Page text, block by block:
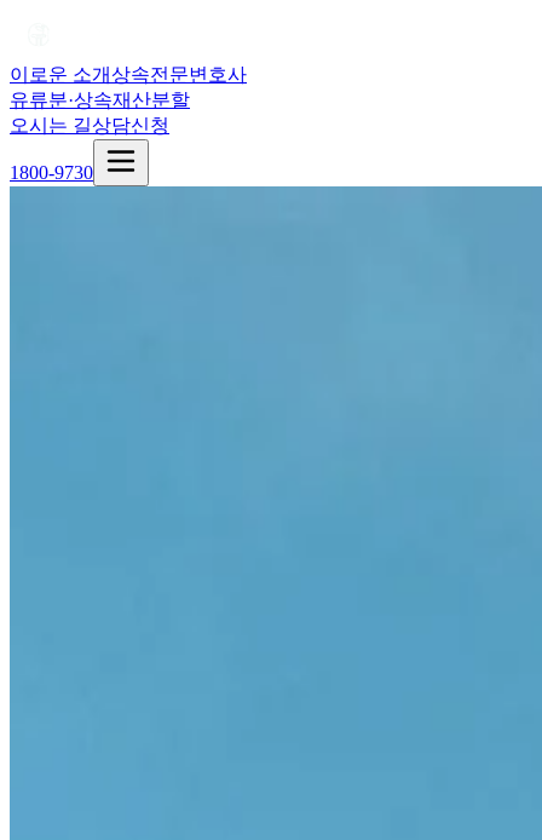
이로운 소개상속전문변호사
유류분·상속재산분할
오시는 길상담신청
1800-9730